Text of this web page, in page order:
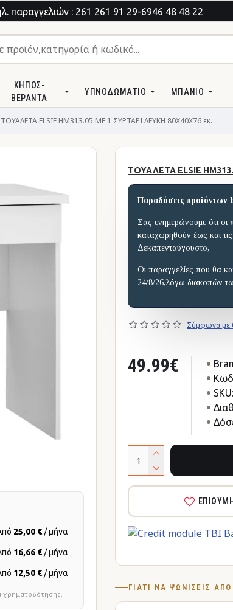
παραγγελιών : 261 261 91 29-6946 48 48 22
ΚΉΠΟΣ-
ΒΕΡΆΝΤΑ
ΥΠΝΟΔΩΜΆΤΙΟ ΜΠΆΝΙΟ
ΤΟΥΑΛΕΤΑ ELSIE HM313.05 ΜΕ 1 ΣΥΡΤΑΡΙ ΛΕΥΚΗ 80X40X76 εκ.
25,00 € / μήνα
16,66 € / μήνα
12,50 € / μήνα
χρηματοδότησης.
ΤΟΥΑΛΕΤΑ ELSIE
Παραδόσεις προϊόντων
Σας ενημερώνουμε ότι οι
καταχωρηθούν έως και
Δεκαπενταύγουστο,
Οι παραγγελίες που θα
24/8/26,λόγω διακοπών
Σύμφωνα με
49.99€
SKU:
ΓΙΑΤΊ ΝΑ ΨΩΝΊΣΕΙΣ ΑΠΌ